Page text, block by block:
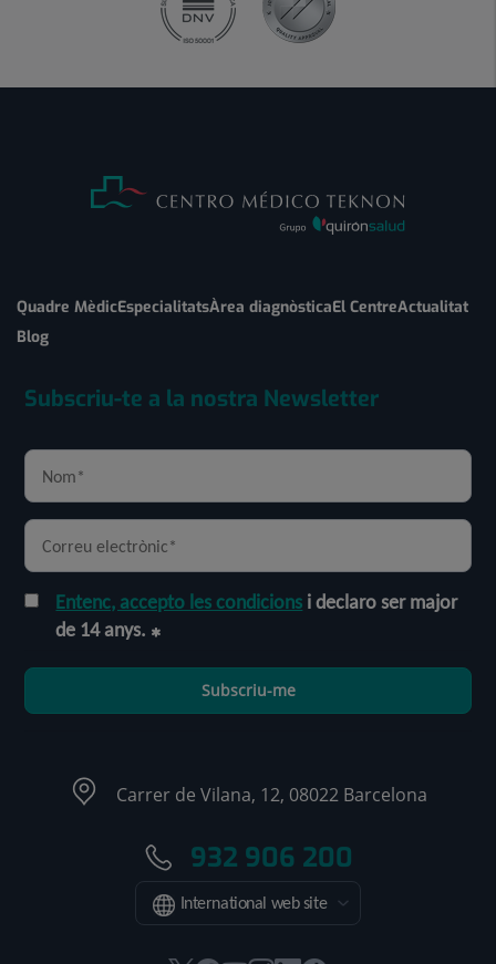
Quadre MèdicEspecialitatsÀrea diagnòsticaEl CentreActualitat
Blog
Subscriu-te a la nostra Newsletter
Entenc, accepto les condicions i declaro ser major
de 14 anys.
Subscriu-me
Carrer de Vilana, 12, 08022 Barcelona
932 906 200
International web site